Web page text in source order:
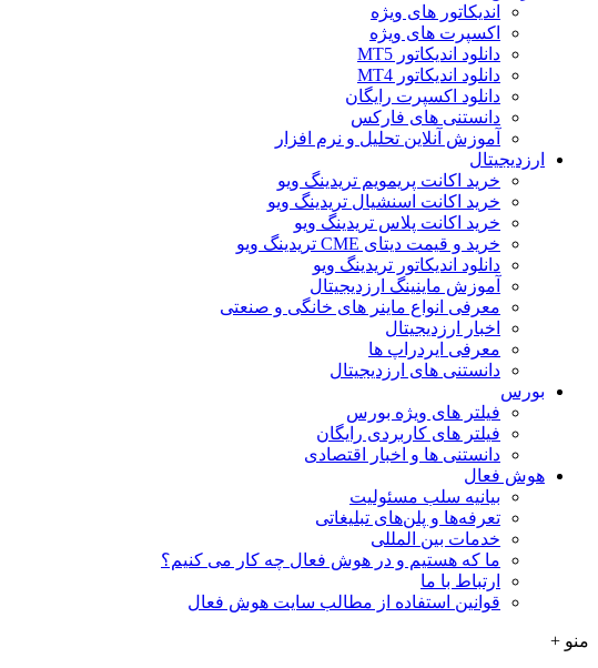
اندیکاتور های ویژه
اکسپرت های ویژه
دانلود اندیکاتور MT5
دانلود اندیکاتور MT4
دانلود اکسپرت رایگان
دانستنی های فارکس
آموزش آنلاین تحلیل و نرم افزار
ارزدیجیتال
خرید اکانت پریمویم تریدینگ ویو
خرید اکانت اسنشیال تریدینگ ویو
خرید اکانت پلاس تریدینگ ویو
خرید و قیمت دیتای CME تریدینگ ویو
دانلود اندیکاتور تریدینگ ویو
آموزش ماینینگ ارزدیجیتال
معرفی انواع ماینر های خانگی و صنعتی
اخبار ارزدیجیتال
معرفی ایردراپ ها
دانستنی های ارزدیجیتال
بورس
فیلتر های ویژه بورس
فیلتر های کاربردی رایگان
دانستنی ها و اخبار اقتصادی
هوش فعال
بیانیه سلب مسئولیت
تعرفه‌ها و پلن‌های تبلیغاتی
خدمات بین المللی
ما که هستیم و در هوش فعال چه کار می کنیم؟
ارتباط با ما
قوانین استفاده از مطالب سایت هوش فعال
منو +